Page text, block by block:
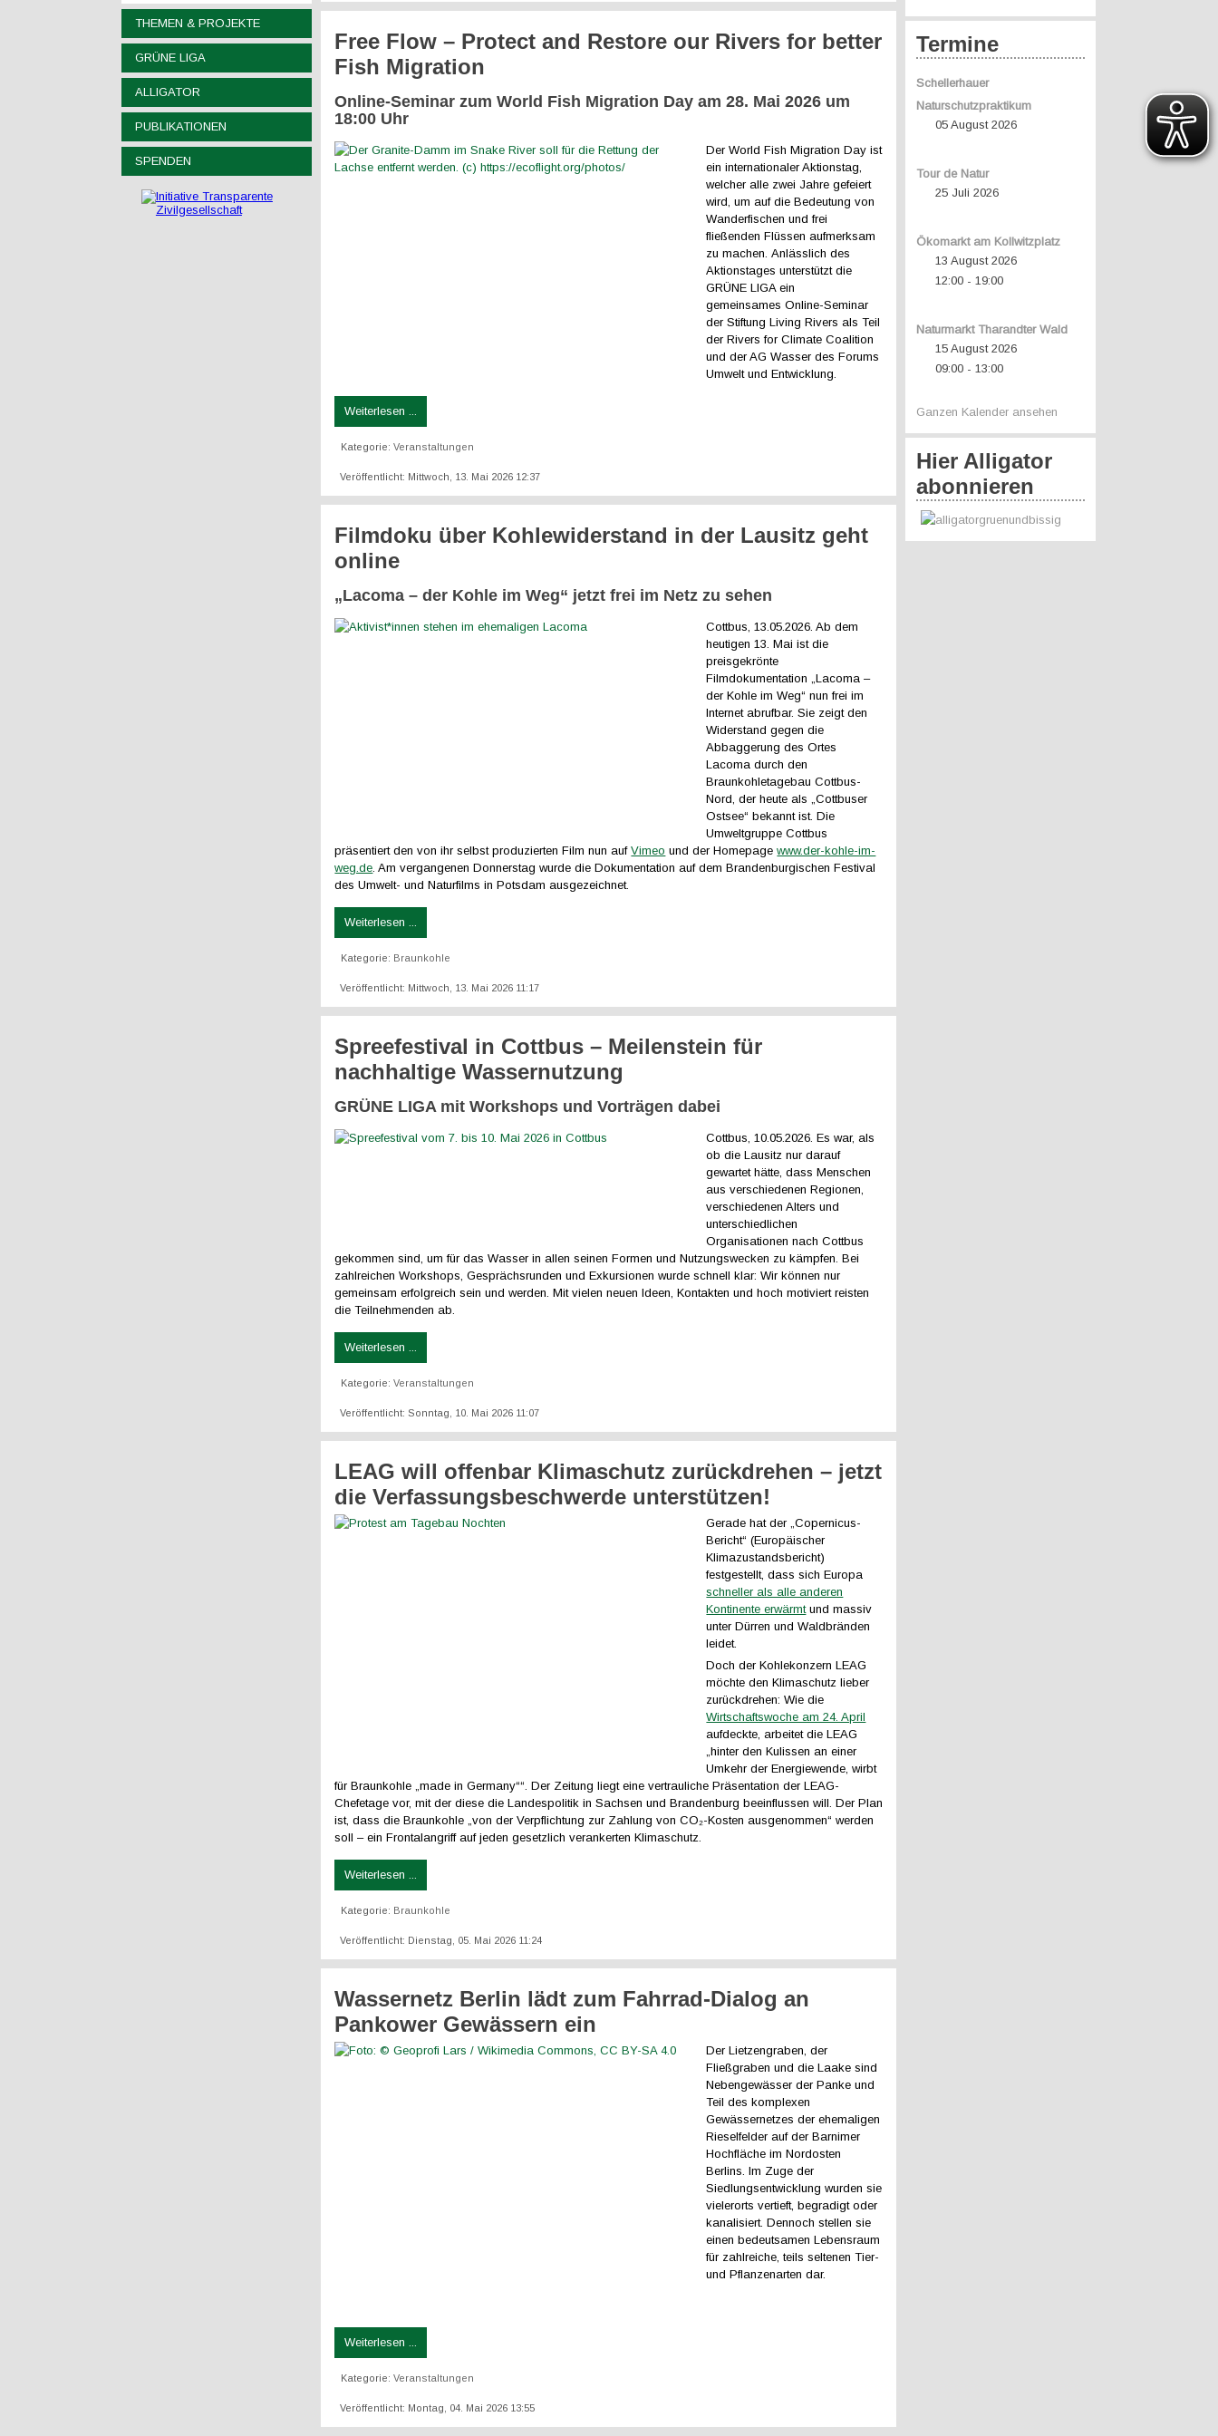
THEMEN & PROJEKTE
GRÜNE LIGA
ALLIGATOR
PUBLIKATIONEN
SPENDEN
Free Flow – Protect and Restore our Rivers for better
Fish Migration
Online-Seminar zumWorld Fish Migration Day am 28. Mai 2026 um
18:00 Uhr
Der World Fish Migration Day ist
ein internationaler Aktionstag,
welcher alle zwei Jahre gefeiert
wird, um auf die Bedeutung von
Wanderfischen und frei
fließenden Flüssen aufmerksam
zu machen. Anlässlich des
Aktionstages unterstützt die
GRÜNE LIGA ein
gemeinsames Online-Seminar
der Stiftung Living Rivers als Teil
der Rivers for Climate Coalition
und der AG Wasser des Forums
Umwelt und Entwicklung.
Weiterlesen ...
Kategorie:Veranstaltungen
Veröffentlicht: Mittwoch, 13. Mai 2026 12:37
Filmdoku über Kohlewiderstand in der Lausitz geht
online
„Lacoma – der Kohle im Weg“ jetzt frei im Netz zu sehen
Cottbus, 13.05.2026. Ab dem
heutigen 13. Mai ist die
preisgekrönte
Filmdokumentation „Lacoma –
der Kohle im Weg“ nun frei im
Internet abrufbar. Sie zeigt den
Widerstand gegen die
Abbaggerung des Ortes
Lacoma durch den
Braunkohletagebau Cottbus-
Nord, der heute als „Cottbuser
Ostsee“ bekannt ist. Die
Umweltgruppe Cottbus
präsentiert den von ihr selbst produzierten Film nun aufVimeo und der Homepagewww.der-kohle-im-
weg.de. Am vergangenen Donnerstag wurde die Dokumentation auf dem Brandenburgischen Festival
des Umwelt- und Naturfilms in Potsdam ausgezeichnet.
Weiterlesen ...
Kategorie: Braunkohle
Veröffentlicht: Mittwoch, 13. Mai 2026 11:17
Spreefestival in Cottbus – Meilenstein für
nachhaltige Wassernutzung
GRÜNE LIGA mit Workshops und Vorträgen dabei
Cottbus, 10.05.2026. Es war, als
ob die Lausitz nur darauf
gewartet hätte, dass Menschen
aus verschiedenen Regionen,
verschiedenen Alters und
unterschiedlichen
Organisationen nach Cottbus
gekommen sind, um für das Wasser in allen seinen Formen und Nutzungswecken zu kämpfen. Bei
zahlreichen Workshops, Gesprächsrunden und Exkursionen wurde schnell klar: Wir können nur
gemeinsam erfolgreich sein und werden. Mit vielen neuen Ideen, Kontakten und hoch motiviert reisten
die Teilnehmenden ab.
Weiterlesen ...
Kategorie:Veranstaltungen
Veröffentlicht: Sonntag, 10. Mai 2026 11:07
LEAG will offenbar Klimaschutz zurückdrehen – jetzt
die Verfassungsbeschwerde unterstützen!
Gerade hat der „Copernicus-
Bericht“ (Europäischer
Klimazustandsbericht)
festgestellt, dass sich Europa
schneller als alle anderen
Kontinente erwärmtund massiv
unter Dürren und Waldbränden
leidet.
Doch der Kohlekonzern LEAG
möchte den Klimaschutz lieber
zurückdrehen: Wie die
Wirtschaftswoche am 24. April
aufdeckte, arbeitet die LEAG
„hinter den Kulissen an einer
Umkehr der Energiewende, wirbt
für Braunkohle „made in Germany““. Der Zeitung liegt eine vertrauliche Präsentation der LEAG-
Chefetage vor, mit der diese die Landespolitik in Sachsen und Brandenburg beeinflussen will. Der Plan
ist, dass die Braunkohle „von der Verpflichtung zur Zahlung von CO₂-Kosten ausgenommen“ werden
soll – ein Frontalangriff auf jeden gesetzlich verankerten Klimaschutz.
Weiterlesen ...
Kategorie: Braunkohle
Veröffentlicht: Dienstag, 05. Mai 2026 11:24
Wassernetz Berlin lädt zum Fahrrad-Dialog an
Pankower Gewässern ein
Der Lietzengraben, der
Fließgraben und die Laake sind
Nebengewässer der Panke und
Teil des komplexen
Gewässernetzes der ehemaligen
Rieselfelder auf der Barnimer
Hochfläche im Nordosten
Berlins. Im Zuge der
Siedlungsentwicklung wurden sie
vielerorts vertieft, begradigt oder
kanalisiert. Dennoch stellen sie
einen bedeutsamen Lebensraum
für zahlreiche, teils seltenen Tier-
und Pflanzenarten dar.
Weiterlesen ...
Kategorie:Veranstaltungen
Veröffentlicht: Montag, 04. Mai 2026 13:55
Termine
Schellerhauer
Naturschutzpraktikum
05 August 2026
Tour de Natur
25 Juli 2026
Ökomarkt am Kollwitzplatz
13 August 2026
12:00 -19:00
Naturmarkt Tharandter Wald
15 August 2026
09:00 -13:00
Ganzen Kalender ansehen
Hier Alligator
abonnieren